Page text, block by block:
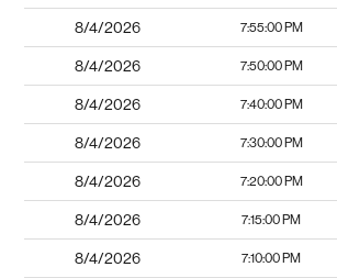
8/4/2026 7:55:00 PM
8/4/2026 7:50:00 PM
8/4/2026 7:40:00 PM
8/4/2026 7:30:00 PM
8/4/2026 7:20:00 PM
8/4/2026 7:15:00 PM
8/4/2026 7:10:00 PM